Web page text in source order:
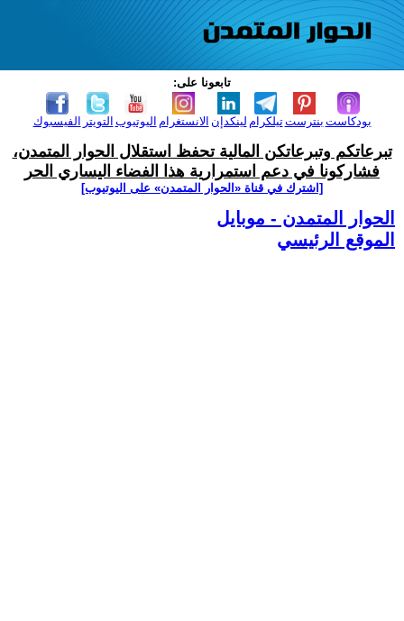
تابعونا على:
الفيسبوك التويتر اليوتيوب الانستغرام لينكدإن تيلكرامبنترست بودكاست
تبرعاتكم وتبرعاتكن المالية تحفظ استقلال الحوار المتمدن،
فشاركونا في دعم استمرارية هذا الفضاء اليساري الحر
[اشترك في قناة ‫«الحوار المتمدن» على اليوتيوب]
الحوار المتمدن - موبايل
الموقع الرئيسي